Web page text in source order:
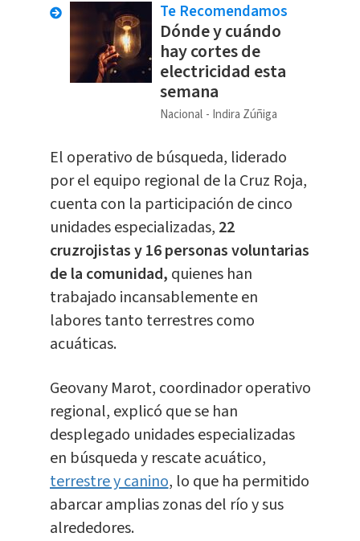
Te Recomendamos
Dónde y cuándo
hay cortes de
electricidad esta
semana
Nacional Indira Zúñiga
El operativo de búsqueda, liderado
por el equipo regional de la Cruz Roja,
cuenta con la participación de cinco
unidades especializadas, 22
cruzrojistas y 16 personas voluntarias
de la comunidad, quienes han
trabajado incansablemente en
labores tanto terrestres como
acuáticas.
Geovany Marot, coordinador operativo
regional, explicó que se han
desplegado unidades especializadas
en búsqueda y rescate acuático,
terrestre y canino, lo que ha permitido
abarcar amplias zonas del río y sus
alrededores.